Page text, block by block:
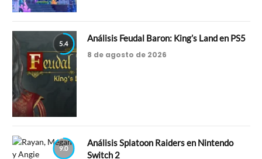
5.4
Análisis Feudal Baron: King’s Land en PS5
8 de agosto de 2026
9.0
Análisis Splatoon Raiders en Nintendo
Switch 2